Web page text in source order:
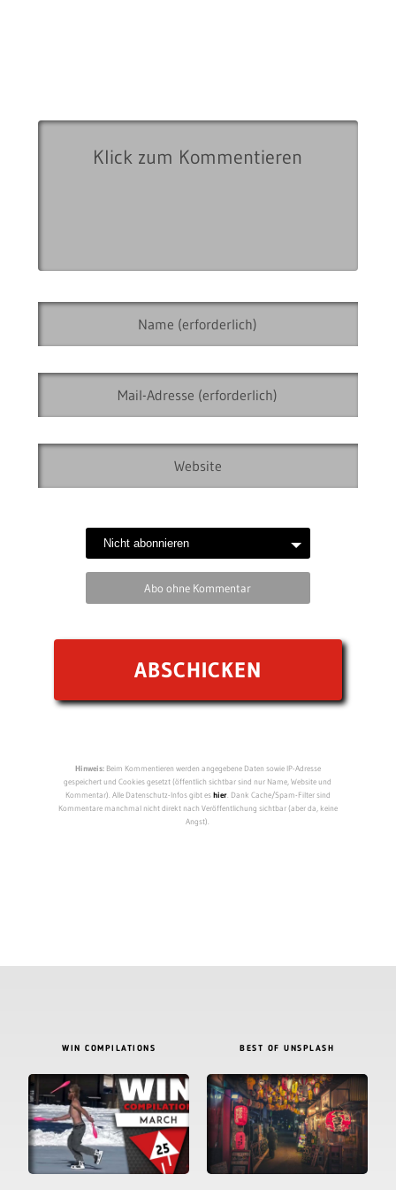
Abo ohne Kommentar
Hinweis:Beim Kommentieren werden angegebene Daten sowie IP-Adresse
gespeichert und Cookies gesetzt (öffentlich sichtbar sind nur Name, Website und
Kommentar). Alle Datenschutz-Infos gibt eshier. Dank Cache/Spam-Filter sind
Kommentare manchmal nicht direkt nach Veröffentlichung sichtbar (aber da, keine
Angst).
WIN COMPILATIONS BEST OF UNSPLASH